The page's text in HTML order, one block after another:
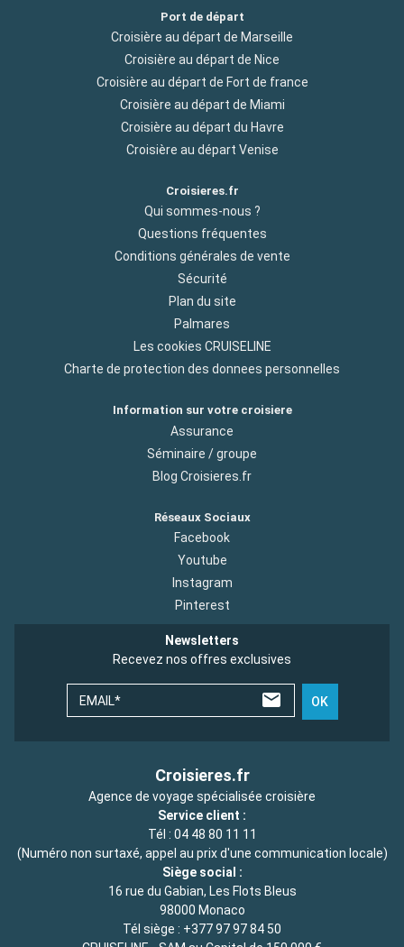
Port de départ
Croisière au départ de Marseille
Croisière au départ de Nice
Croisière au départ de Fort de france
Croisière au départ de Miami
Croisière au départ du Havre
Croisière au départ Venise
Croisieres.fr
Qui sommes-nous ?
Questions fréquentes
Conditions générales de vente
Sécurité
Plan du site
Palmares
Les cookies CRUISELINE
Charte de protection des donnees personnelles
Information sur votre croisiere
Assurance
Séminaire / groupe
Blog Croisieres.fr
Réseaux Sociaux
Facebook
Youtube
Instagram
Pinterest
Newsletters
Recevez nos offres exclusives
EMAIL* OK
Croisieres.fr
Agence de voyage spécialisée croisière
Service client :
Tél : 04 48 80 11 11
(Numéro non surtaxé, appel au prix d'une communication locale)
Siège social :
16 rue du Gabian, Les Flots Bleus
98000 Monaco
Tél siège : +377 97 97 84 50